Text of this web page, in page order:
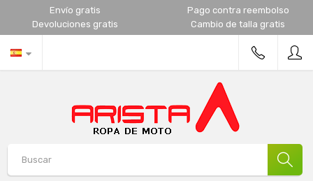
Envío gratis
Pago contra reembolso
Devoluciones gratis
Cambio de talla gratis